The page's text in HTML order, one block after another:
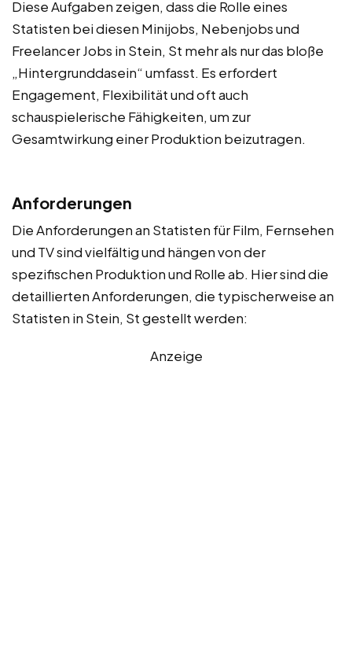
Diese Aufgaben zeigen, dass die Rolle eines
Statisten bei diesen Minijobs, Nebenjobs und
Freelancer Jobs in Stein, St mehr als nur das bloße
„Hintergrunddasein“ umfasst. Es erfordert
Engagement, Flexibilität und oft auch
schauspielerische Fähigkeiten, um zur
Gesamtwirkung einer Produktion beizutragen.
Anforderungen
Die Anforderungen an Statisten für Film, Fernsehen
und TV sind vielfältig und hängen von der
spezifischen Produktion und Rolle ab. Hier sind die
detaillierten Anforderungen, die typischerweise an
Statisten in Stein, St gestellt werden:
Anzeige